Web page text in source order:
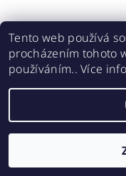
Tento web používá
procházením tohoto
používáním.. Více